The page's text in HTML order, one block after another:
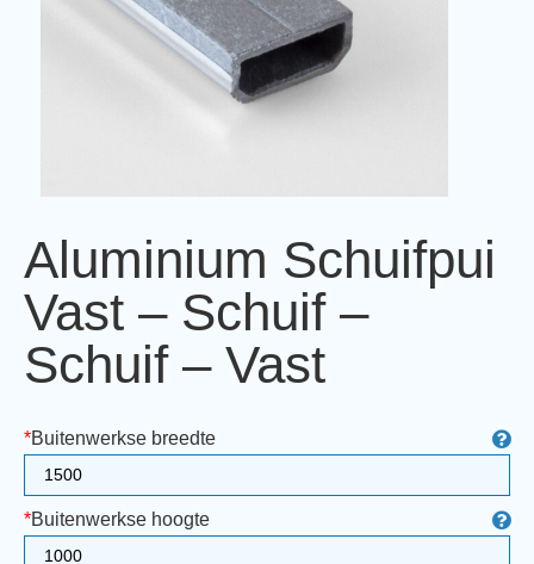
Aluminium Schuifpui
Vast – Schuif –
Schuif – Vast
*Buitenwerkse breedte
*Buitenwerkse hoogte